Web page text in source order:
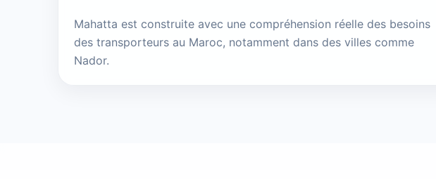
Mahatta est construite avec une compréhension réelle des besoins
des transporteurs au Maroc, notamment dans des villes comme
Nador.